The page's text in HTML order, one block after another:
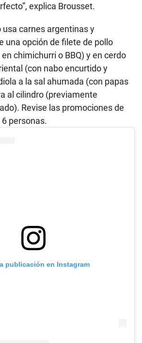
explica Brousset.
usa carnes argentinas y
una opción de filete de pollo
chimichurri o BBQ) y en cerdo
(con nabo encurtido y
a la sal ahumada (con papas
al cilindro (previamente
Revise las promociones de
personas.
publicación en Instagram